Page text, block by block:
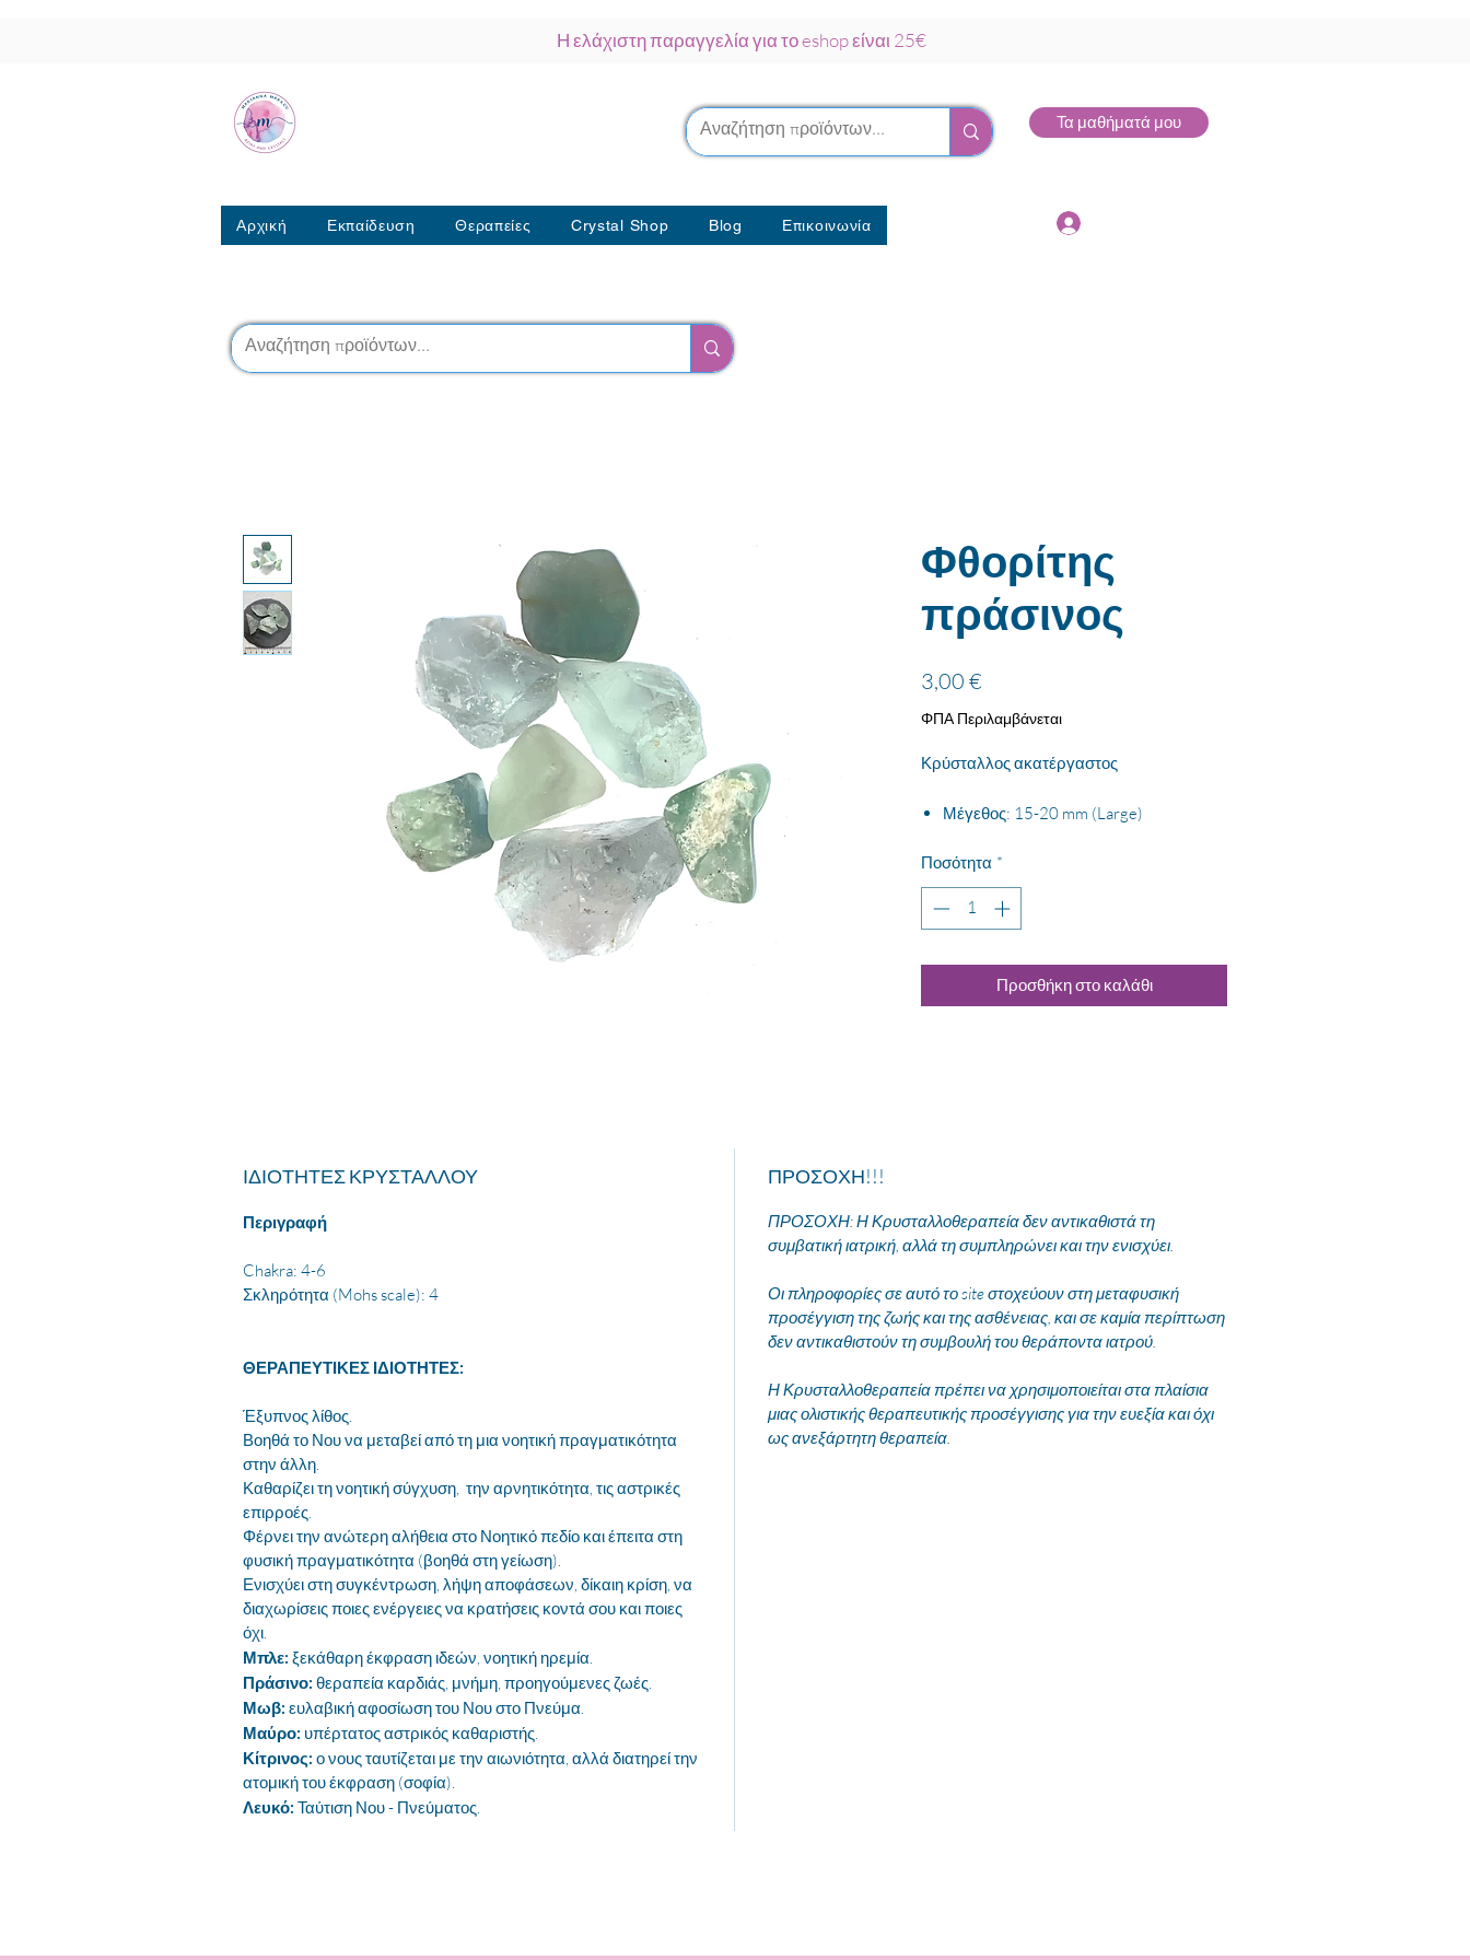
Η ελάχιστη παραγγελία για το eshop είναι 25€
Τα μαθήματά μου
Αρχική Εκπαίδευση Θεραπείες Crystal Shop Blog Επικοινωνία
Φθορίτης
πράσινος
3,00 €
ΦΠΑ Περιλαμβάνεται
Κρύσταλλος ακατέργαστος
Μέγεθος: 15-20 mm (Large)
Ποσότητα *
Προσθήκη στο καλάθι
ΙΔΙΟΤΗΤΕΣ ΚΡΥΣΤΑΛΛΟΥ
Περιγραφή
Chakra: 4-6
Σκληρότητα (Mohs scale): 4
ΘΕΡΑΠΕΥΤΙΚΕΣ ΙΔΙΟΤΗΤΕΣ:
Έξυπνος λίθος.
Βοηθά το Νου να μεταβεί από τη μια νοητική πραγματικότητα
στην άλλη.
Καθαρίζει τη νοητική σύγχυση, την αρνητικότητα, τις αστρικές
επιρροές.
Φέρνει την ανώτερη αλήθεια στο Νοητικό πεδίο και έπειτα στη
φυσική πραγματικότητα (βοηθά στη γείωση).
Ενισχύει στη συγκέντρωση, λήψη αποφάσεων, δίκαιη κρίση, να
διαχωρίσεις ποιες ενέργειες να κρατήσεις κοντά σου και ποιες
όχι.
Μπλε: ξεκάθαρη έκφραση ιδεών, νοητική ηρεμία.
Πράσινο: θεραπεία καρδιάς, μνήμη, προηγούμενες ζωές.
Μωβ: ευλαβική αφοσίωση του Νου στο Πνεύμα.
Μαύρο: υπέρτατος αστρικός καθαριστής.
Κίτρινος: ο νους ταυτίζεται με την αιωνιότητα, αλλά διατηρεί την
ατομική του έκφραση (σοφία).
Λευκό: Ταύτιση Νου - Πνεύματος.
ΠΡΟΣΟΧΗ!!!
ΠΡΟΣΟΧΗ: Η Κρυσταλλοθεραπεία δεν αντικαθιστά τη
συμβατική ιατρική, αλλά τη συμπληρώνει και την ενισχύει.
Οι πληροφορίες σε αυτό το site στοχεύουν στη μεταφυσική
προσέγγιση της ζωής και της ασθένειας, και σε καμία περίπτωση
δεν αντικαθιστούν τη συμβουλή του θεράποντα ιατρού.
Η Κρυσταλλοθεραπεία πρέπει να χρησιμοποιείται στα πλαίσια
μιας ολιστικής θεραπευτικής προσέγγισης για την ευεξία και όχι
ως ανεξάρτητη θεραπεία.